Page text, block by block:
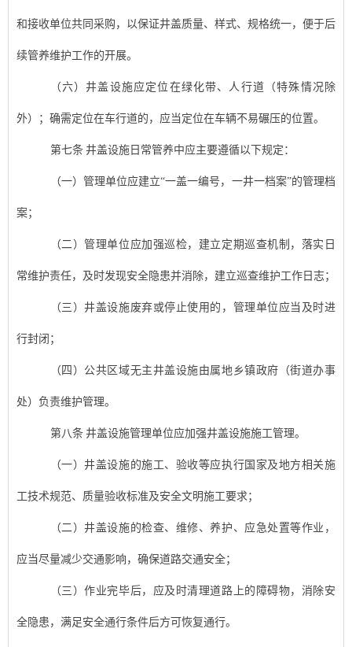
和接收单位共同采购，以保证井盖质量、样式、规格统一，便于后
续管养维护工作的开展。
（六）井盖设施应定位在绿化带、人行道（特殊情况除
外）；确需定位在车行道的，应当定位在车辆不易碾压的位置。
第七条 井盖设施日常管养中应主要遵循以下规定 ：
（一）管理单位应建立“一盖一编号，一井一档案”的管理档
案；
（二）管理单位应加强巡检，建立定期巡查机制，落实日
常维护责任，及时发现安全隐患并消除，建立巡查维护工作日志；
（三）井盖设施废弃或停止使用的，管理单位应当及时进
行封闭；
（四）公共区域无主井盖设施由属地乡镇政府（街道办事
处）负责维护管理。
第八条 井盖设施管理单位应加强井盖设施施工管理。
（一）井盖设施的施工、验收等应执行国家及地方相关施
工技术规范、质量验收标准及安全文明施工要求；
（二）井盖设施的检查、维修、养护、应急处置等作业，
应当尽量减少交通影响，确保道路交通安全；
（三）作业完毕后，应及时清理道路上的障碍物，消除安
全隐患，满足安全通行条件后方可恢复通行。